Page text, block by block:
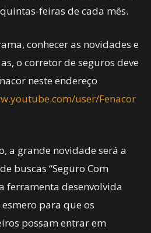
feiras de cada mês.
conhecer as novidades e
o corretor de seguros deve
neste endereço
user/Fenacor
a grande novidade será a
buscas “Seguro Com
ferramenta desenvolvida
para que os
possam entrar em